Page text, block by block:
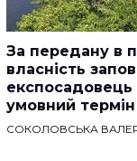
За передану в
власність
умовний термін
СОКОЛОВСЬКА